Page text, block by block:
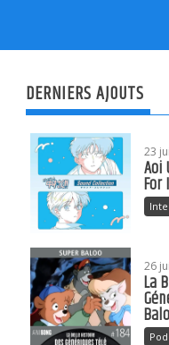
DERNIERS AJOUTS
23
Aoi
For
26
La